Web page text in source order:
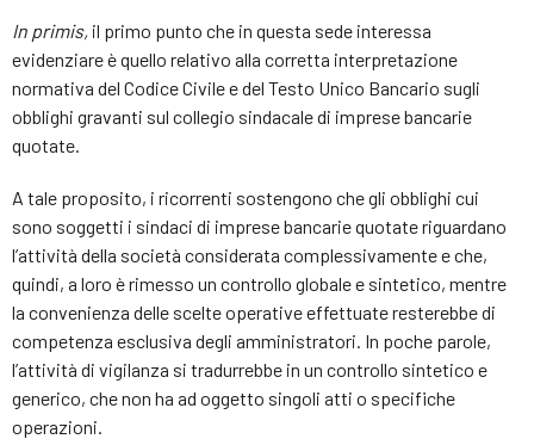
In primis, il primo punto che in questa sede interessa
evidenziare è quello relativo alla corretta interpretazione
normativa del Codice Civile e del Testo Unico Bancario sugli
obblighi gravanti sul collegio sindacale di imprese bancarie
quotate.
A tale proposito, i ricorrenti sostengono che gli obblighi cui
sono soggetti i sindaci di imprese bancarie quotate riguardano
l’attività della società considerata complessivamente e che,
quindi, a loro è rimesso un controllo globale e sintetico, mentre
la convenienza delle scelte operative effettuate resterebbe di
competenza esclusiva degli amministratori. In poche parole,
l’attività di vigilanza si tradurrebbe in un controllo sintetico e
generico, che non ha ad oggetto singoli atti o specifiche
operazioni.